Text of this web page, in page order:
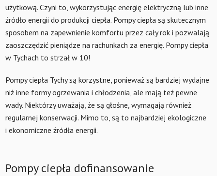
użytkową. Czyni to, wykorzystując energię elektryczną lub inne
źródło energii do produkcji ciepła. Pompy ciepła są skutecznym
sposobem na zapewnienie komfortu przez cały rok i pozwalają
zaoszczędzić pieniądze na rachunkach za energię. Pompy ciepła
w Tychach to strzał w 10!
Pompy ciepła Tychy są korzystne, ponieważ są bardziej wydajne
niż inne formy ogrzewania i chłodzenia, ale mają też pewne
wady. Niektórzy uważają, że są głośne, wymagają również
regularnej konserwacji. Mimo to, są to najbardziej ekologiczne
i ekonomiczne źródła energii.
Pompy ciepła dofinansowanie